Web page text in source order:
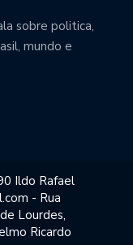
sobre politica,
mundo e
Ildo Rafael
- Rua
Lourdes,
Ricardo